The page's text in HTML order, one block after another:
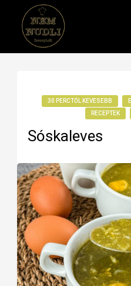
30 PERCTŐL KEVESEBB
RECEPTEK
Sóskaleves